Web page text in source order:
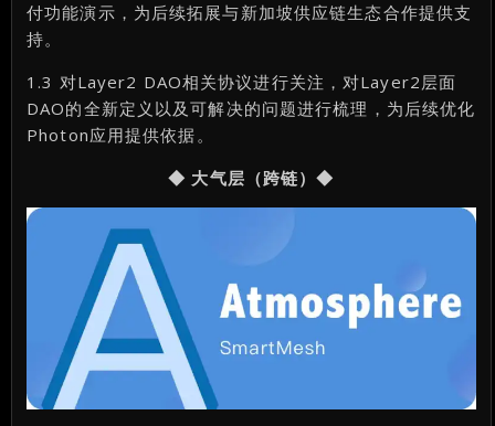
付功能演示，为后续拓展与新加坡供应链生态合作提供支
持。
1.3 对Layer2 DAO相关协议进行关注，对Layer2层面
DAO的全新定义以及可解决的问题进行梳理，为后续优化
Photon应用提供依据。
◆ 大气层（跨链）◆